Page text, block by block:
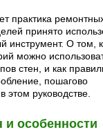
практика
принято
инструмент. О том,
можно
стен, и как
пошагово
этом руководстве.
и особенности